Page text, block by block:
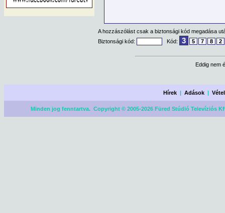
A hozzászólást csak a biztonsági kód megadása
Biztonsági kód:
Kód: 3 5 7 8 2
Eddig nem
Hírek |Adások |
Minden jog fenntartva. Copyright © 2005-2026 Füred Stúdió Televíziós